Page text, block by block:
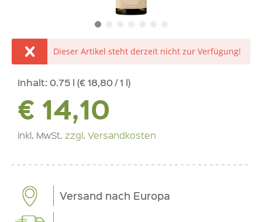
Dieser Artikel steht derzeit nicht zur Verfügung!
Inhalt: 0.75 l (€ 18,80 / 1 l)
€ 14,10
inkl. MwSt. zzgl. Versandkosten
Versand nach Europa